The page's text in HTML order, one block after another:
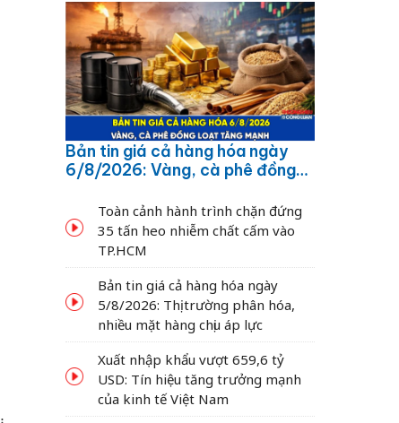
Bản tin giá cả hàng hóa ngày
6/8/2026: Vàng, cà phê đồng
Toàn cảnh hành trình chặn đứng
35 tấn heo nhiễm chất cấm vào
TP.HCM
Bản tin giá cả hàng hóa ngày
5/8/2026: Thị trường phân hóa,
nhiều mặt hàng chịu áp lực
Xuất nhập khẩu vượt 659,6 tỷ
USD: Tín hiệu tăng trưởng mạnh
của kinh tế Việt Nam